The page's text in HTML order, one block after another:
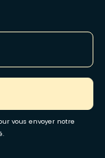
vous envoyer notre
.